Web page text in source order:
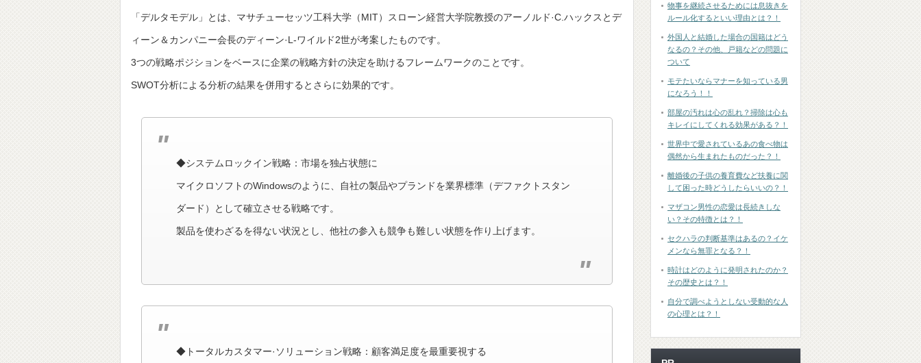
「デルタモデル」とは、マサチューセッツ工科大学（MIT）スローン経営大学院教授のアーノルド·C.ハックスとデ
ィーン＆カンパニー会長のディーン·L-ワイルド2世が考案したものです。
3つの戦略ポジションをベースに企業の戦略方針の決定を助けるフレームワークのことです。
SWOT分析による分析の結果を併用するとさらに効果的です。
◆システムロックイン戦略：市場を独占状態に
マイクロソフトのWindowsのように、自社の製品やプランドを業界標準（デファクトスタン
ダード）として確立させる戦略です。
製品を使わざるを得ない状況とし、他社の参入も競争も難しい状態を作り上げます。
◆トータルカスタマー·ソリューション戦略：顧客満足度を最重要視する
物事を継続させるためには息抜きを
ルール化するといい理由とは？！
外国人と結婚した場合の国籍はどう
なるの？その他、戸籍などの問題に
ついて
モテたいならマナーを知っている男
になろう！！
部屋の汚れは心の乱れ？掃除は心も
キレイにしてくれる効果がある？！
世界中で愛されているあの食べ物は
偶然から生まれたものだった？！
離婚後の子供の養育費など扶養に関
して困った時どうしたらいいの？！
マザコン男性の恋愛は長続きしな
い？その特徴とは？！
セクハラの判断基準はあるの？イケ
メンなら無罪となる？！
時計はどのように発明されたのか？
その歴史とは？！
自分で調べようとしない受動的な人
の心理とは？！